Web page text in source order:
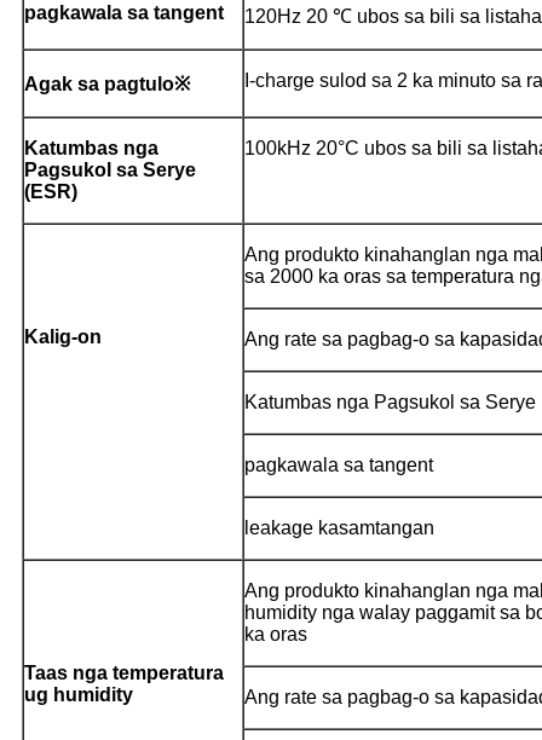
pagkawala sa tangent 120Hz 20 ℃ ubos sa bili sa
Agak sa pagtulo※ I-charge sulod sa 2 ka minuto sa
Katumbas nga
Pagsukol sa Serye
(ESR)
100kHz 20°C ubos sa bili sa
Kalig-on
Ang produkto kinahanglan nga
sa 2000 ka oras sa temperatura
Ang rate sa pagbag-o sa
Katumbas nga Pagsukol sa Serye
pagkawala sa tangent
leakage kasamtangan
Taas nga temperatura
ug humidity
Ang produkto kinahanglan nga
humidity nga walay paggamit sa
ka oras
Ang rate sa pagbag-o sa